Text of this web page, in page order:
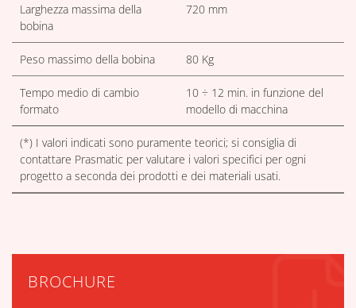
Larghezza massima della
bobina
720 mm
Peso massimo della bobina 80 Kg
Tempo medio di cambio
formato
10 ÷ 12 min. in funzione del
modello di macchina
(*) I valori indicati sono puramente teorici; si consiglia di
contattare Prasmatic per valutare i valori specifici per ogni
progetto a seconda dei prodotti e dei materiali usati.
BROCHURE